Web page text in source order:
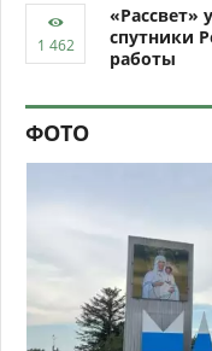
«Рассвет»
спутники
работы
ФОТО